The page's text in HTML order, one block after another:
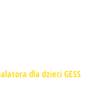
dla dzieci GESS